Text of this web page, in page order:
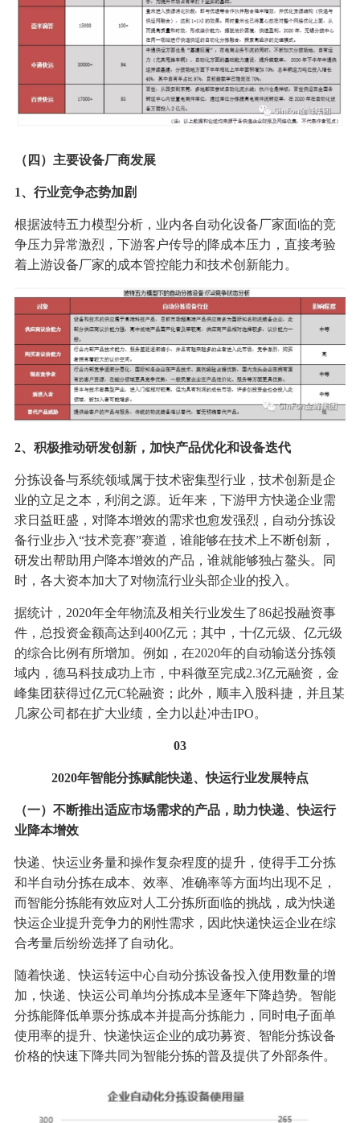
（四）主要设备厂商发展
1、行业竞争态势加剧
根据波特五力模型分析，业内各自动化设备厂家面临的竞
争压力异常激烈，下游客户传导的降成本压力，直接考验
着上游设备厂家的成本管控能力和技术创新能力。
2、积极推动研发创新，加快产品优化和设备迭代
分拣设备与系统领域属于技术密集型行业，技术创新是企
业的立足之本，利润之源。近年来，下游甲方快递企业需
求日益旺盛，对降本增效的需求也愈发强烈，自动分拣设
备行业步入“技术竞赛”赛道，谁能够在技术上不断创新，
研发出帮助用户降本增效的产品，谁就能够独占鳌头。同
时，各大资本加大了对物流行业头部企业的投入。
据统计，2020年全年物流及相关行业发生了86起投融资事
件，总投资金额高达到400亿元；其中，十亿元级、亿元级
的综合比例有所增加。例如，在2020年的自动输送分拣领
域内，德马科技成功上市，中科微至完成2.3亿元融资，金
峰集团获得过亿元C轮融资；此外，顺丰入股科捷，并且某
几家公司都在扩大业绩，全力以赴冲击IPO。
03
2020年智能分拣赋能快递、快运行业发展特点
（一）不断推出适应市场需求的产品，助力快递、快运行
业降本增效
快递、快运业务量和操作复杂程度的提升，使得手工分拣
和半自动分拣在成本、效率、准确率等方面均出现不足，
而智能分拣能有效应对人工分拣所面临的挑战，成为快递
快运企业提升竞争力的刚性需求，因此快递快运企业在综
合考量后纷纷选择了自动化。
随着快递、快运转运中心自动分拣设备投入使用数量的增
加，快递、快运公司单均分拣成本呈逐年下降趋势。智能
分拣能降低单票分拣成本并提高分拣能力，同时电子面单
使用率的提升、快递快运企业的成功募资、智能分拣设备
价格的快速下降共同为智能分拣的普及提供了外部条件。